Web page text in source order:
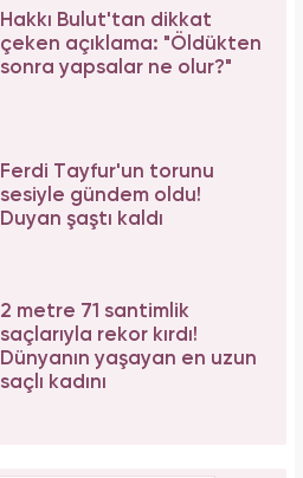
Hakkı Bulut'tan dikkat
çeken açıklama: "Öldükten
sonra yapsalar ne olur?"
Ferdi Tayfur'un torunu
sesiyle gündem oldu!
Duyan şaştı kaldı
2 metre 71 santimlik
saçlarıyla rekor kırdı!
Dünyanın yaşayan en uzun
saçlı kadını